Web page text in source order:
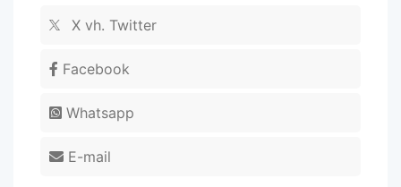
X vh. Twitter
Facebook
Whatsapp
E-mail